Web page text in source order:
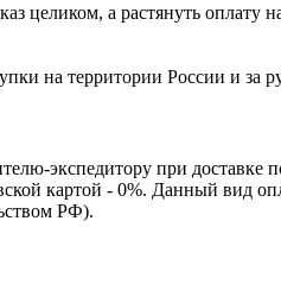
целиком, а растянуть
на территории России и за
экспедитору при
картой - 0%. Данный вид
РФ).